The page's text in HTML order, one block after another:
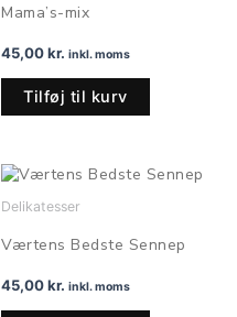
Mama’s-mix
45,00kr. inkl. moms
Tilføj til kurv
Delikatesser
Værtens Bedste Sennep
45,00kr. inkl. moms